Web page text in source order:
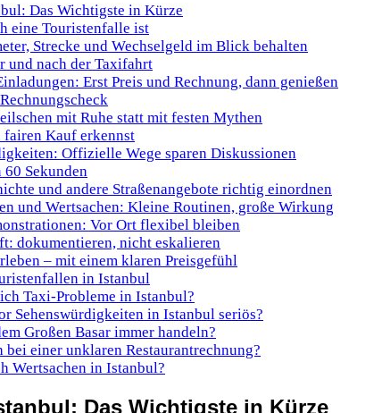
Das Wichtigste in Kürze
eine Touristenfalle ist
Strecke und Wechselgeld im Blick behalten
und nach der Taxifahrt
Erst Preis und Rechnung, dann genießen
mit Ruhe statt mit festen Mythen
fairen Kauf erkennst
Offizielle Wege sparen Diskussionen
Sekunden
und andere Straßenangebote richtig einordnen
und Wertsachen: Kleine Routinen, große Wirkung
Vor Ort flexibel bleiben
dokumentieren, nicht eskalieren
– mit einem klaren Preisgefühl
in Istanbul
Taxi-Probleme in Istanbul?
Sehenswürdigkeiten in Istanbul seriös?
Großen Basar immer handeln?
bei einer unklaren Restaurantrechnung?
Wertsachen in Istanbul?
Das Wichtigste in Kürze